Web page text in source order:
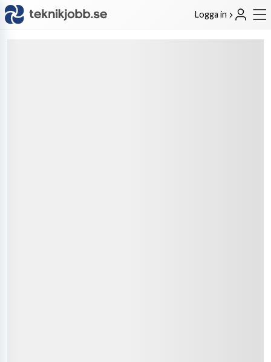
Logga in